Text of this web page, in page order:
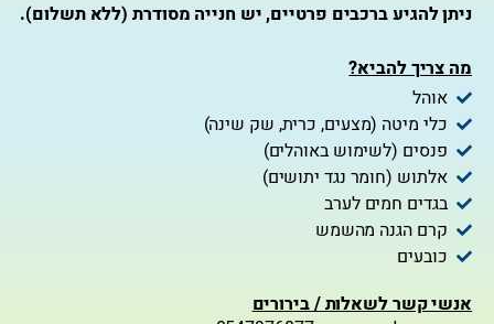
ניתן להגיע ברכבים פרטיים, יש חנייה מסודרת (ללא תשלום).
מה צריך להביא?
אוהל
כלי מיטה (מצעים, כרית, שק שינה)
פנסים (לשימוש באוהלים)
אלתוש (חומר נגד יתושים)
בגדים חמים לערב
קרם הגנה מהשמש
כובעים
אנשי קשר לשאלות / בירורים